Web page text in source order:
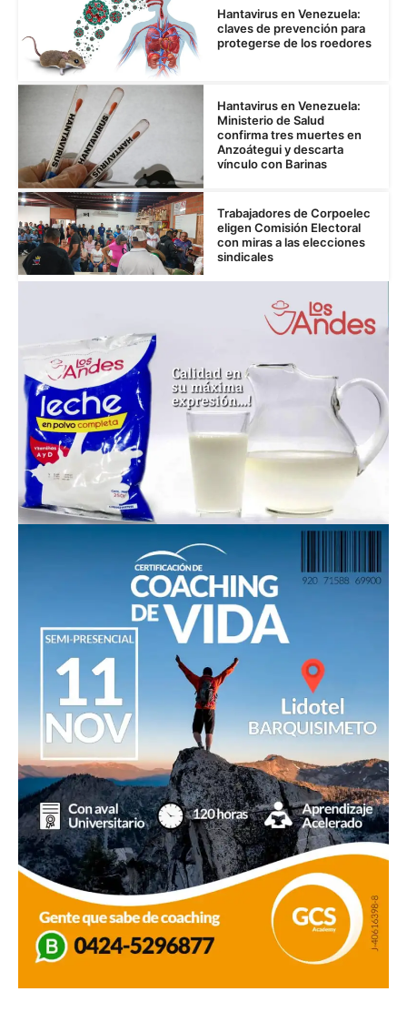
Hantavirus en Venezuela:
claves de prevención para
protegerse de los roedores
Hantavirus en Venezuela:
Ministerio de Salud
confirma tres muertes en
Anzoátegui y descarta
vínculo con Barinas
Trabajadores de Corpoelec
eligen Comisión Electoral
con miras a las elecciones
sindicales